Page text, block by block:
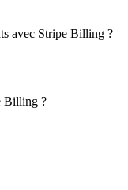
avec Stripe Billing ?
Billing ?